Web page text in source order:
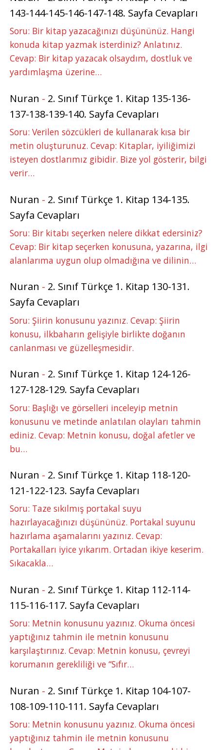
143-144-145-146-147-148. Sayfa Cevapları
Soru: Bir kitap yazacağınızı düşününüz. Hangi
konuda kitap yazmak isterdiniz? Anlatınız.
Cevap: Bir kitap yazacak olsaydım, dostluk ve
yardımlaşma üzerine…
Nuran - 2. Sınıf Türkçe 1. Kitap 135-136-
137-138-139-140. Sayfa Cevapları
Soru: Verilen sözcükleri de kullanarak kısa bir
metin oluşturunuz. Cevap: Kitaplar, iyiliğimizi
isteyen dostlarımız gibidir. Bize yol gösterir, bilgi
verir…
Nuran - 2. Sınıf Türkçe 1. Kitap 134-135.
Sayfa Cevapları
Soru: Bir kitabı seçerken nelere dikkat edersiniz?
Cevap: Bir kitap seçerken konusuna, yazarına, ilgi
alanlarıma uygun olup olmadığına ve dilinin…
Nuran - 2. Sınıf Türkçe 1. Kitap 130-131.
Sayfa Cevapları
Soru: Şiirin konusunu yazınız. Cevap: Şiirin
konusu, ilkbaharın gelişiyle birlikte doğanın
canlanması ve güzelleşmesidir.
Nuran - 2. Sınıf Türkçe 1. Kitap 124-126-
127-128-129. Sayfa Cevapları
Soru: Başlığı ve görselleri inceleyip metnin
konusunu ve metinde anlatılan olayları tahmin
ediniz. Cevap: Metnin konusu, doğal afetler ve
bu…
Nuran - 2. Sınıf Türkçe 1. Kitap 118-120-
121-122-123. Sayfa Cevapları
Soru: Taze sıkılmış portakal suyu
hazırlayacağınızı düşününüz. Portakal suyunu
hazırlama aşamalarını yazınız. Cevap:
Portakalları iyice yıkarım. Ortadan ikiye keserim.
Sıkacakla…
Nuran - 2. Sınıf Türkçe 1. Kitap 112-114-
115-116-117. Sayfa Cevapları
Soru: Metnin konusunu yazınız. Okuma öncesi
yaptığınız tahmin ile metnin konusunu
karşılaştırınız. Cevap: Metnin konusu, çevreyi
korumanın gerekliliği ve “Sıfır…
Nuran - 2. Sınıf Türkçe 1. Kitap 104-107-
108-109-110-111. Sayfa Cevapları
Soru: Metnin konusunu yazınız. Okuma öncesi
yaptığınız tahmin ile metnin konusunu